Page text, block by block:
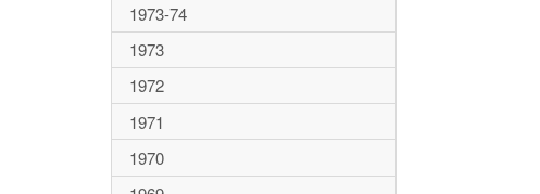
1973-74
1973
1972
1971
1970